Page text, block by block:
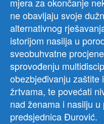
mjera za okončanje
ne obavljaju svoje
alternativnog
istorijom nasilja u
sveobuhvatne
sprovođenju
obezbjeđivanju zaštite
žrtvama, te povećati
nad ženama i nasilju
predsjednica Đurović.